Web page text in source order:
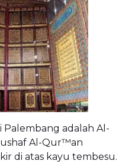
Palembang adalah Al-
Al-Qur™an
di atas kayu tembesu.